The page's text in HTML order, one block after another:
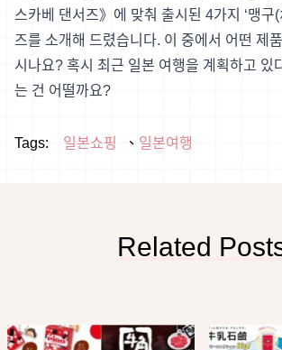
스카베 댄서즈》에 맞춰 출시된 4가지 ‘맹구
즈를 소개해 드렸습니다. 이 중에서 어떤 제
시나요? 혹시 최근 일본 여행을 계획하고 있
는 건 어떨까요?
Tags: 일본쇼핑 일본여행
Related